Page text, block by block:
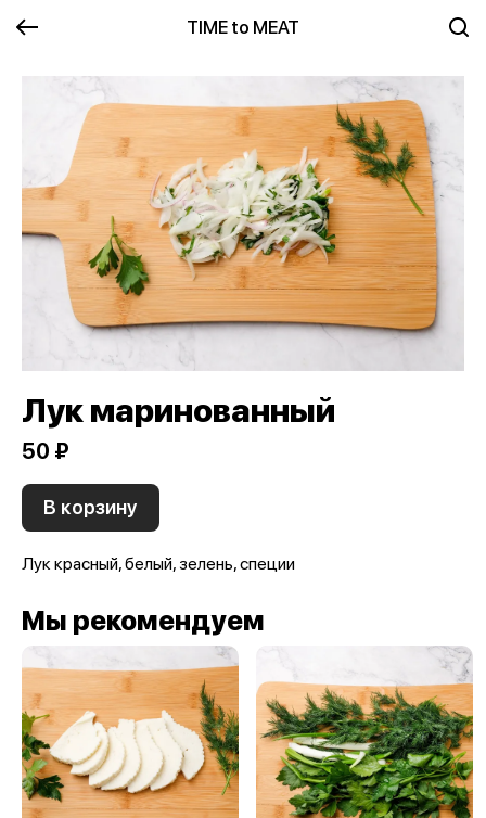
TIME to MEAT
Лук маринованный
50 ₽
В корзину
Лук красный, белый, зелень, специи
Мы рекомендуем